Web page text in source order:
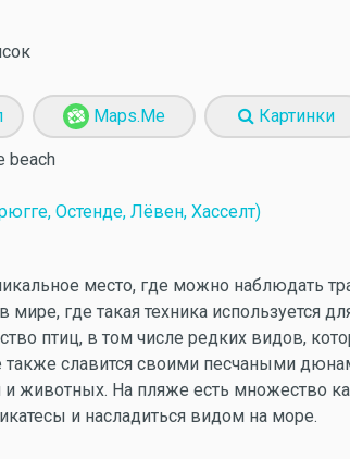
Maps.Me Картинки
beach
Остенде, Лёвен, Хасселт)
место, где можно наблюдать
мире, где такая техника используется
птиц, в том числе редких видов,
славится своими песчаными
животных. На пляже есть множество
и насладиться видом на море.